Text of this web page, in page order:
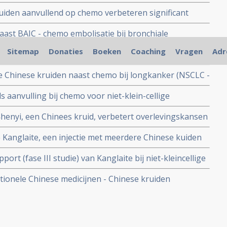
overleving en betere kwaliteit van leven dan alleen
aanvullend op chemo verbeteren significant
langere progressie vrije tijd bij patienten met
BAIC - chemo embolisatie bij bronchiale
overleving - verdubbeling van twee jaars
significant minder bijwerkingen aldus
kruiden naast chemo voor niet-klein-cellige
mediane overlevingstijd en verbetert
kruiden naast chemo bij longkanker (NSCLC -
verlengt leven significant (45 procent). Zelfs geeft
dan alleen chemo.
aanvulling bij chemo voor niet-klein-cellige
mediane overleving - van 11,5 maanden naar 15,5
aldus gerandomiseerde studie (116
een Chinees kruid, verbetert overlevingskansen
klein-cellige longkanker
een injectie met meerdere Chinese kuiden
resultaten op overlevingstijd en kwaliteit van
niet-klein-cellige longkanker
(fase III studie) van Kanglaite bij niet-kleincellige
informatie over Kanglaite en lopende trials.
Chinese medicijnen - Chinese kruiden
Sitemap Donaties Boeken Coaching Vragen